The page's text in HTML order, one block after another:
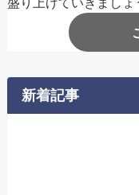
新着記事